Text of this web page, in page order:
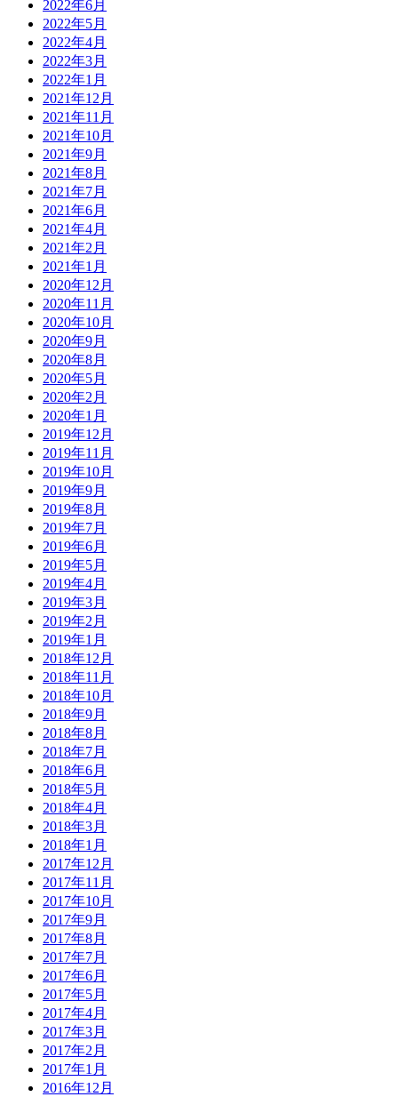
2022年6月
2022年5月
2022年4月
2022年3月
2022年1月
2021年12月
2021年11月
2021年10月
2021年9月
2021年8月
2021年7月
2021年6月
2021年4月
2021年2月
2021年1月
2020年12月
2020年11月
2020年10月
2020年9月
2020年8月
2020年5月
2020年2月
2020年1月
2019年12月
2019年11月
2019年10月
2019年9月
2019年8月
2019年7月
2019年6月
2019年5月
2019年4月
2019年3月
2019年2月
2019年1月
2018年12月
2018年11月
2018年10月
2018年9月
2018年8月
2018年7月
2018年6月
2018年5月
2018年4月
2018年3月
2018年1月
2017年12月
2017年11月
2017年10月
2017年9月
2017年8月
2017年7月
2017年6月
2017年5月
2017年4月
2017年3月
2017年2月
2017年1月
2016年12月